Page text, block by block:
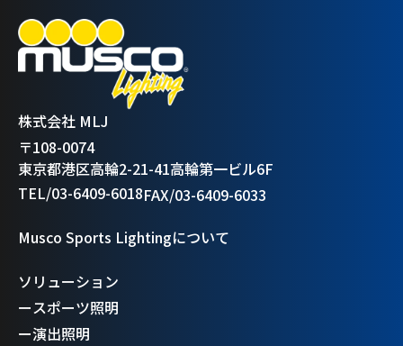
株式会社 MLJ
〒108-0074
東京都港区高輪2-21-41高輪第一ビル6F
TEL/03-6409-6018FAX/03-6409-6033
Musco Sports Lightingについて
ソリューション
ースポーツ照明
ー演出照明